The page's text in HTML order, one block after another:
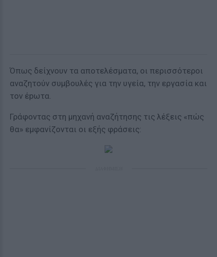
Όπως δείχνουν τα αποτελέσματα, οι περισσότεροι
αναζητούν συμβουλές για την υγεία, την εργασία και
τον έpωτα.
Γράφοντας στη μηχανή αναζήτησης τις λέξεις «πώς
θα» εμφανίζονται οι εξής φράσεις: